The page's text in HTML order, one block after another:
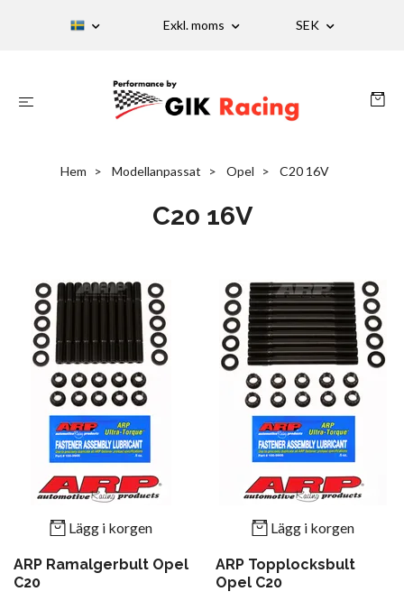
Exkl. moms SEK
Hem Modellanpassat Opel C20 16V
C20 16V
Lägg i korgen
ARP Ramalgerbult Opel
C20
Lägg i korgen
ARP Topplocksbult
Opel C20